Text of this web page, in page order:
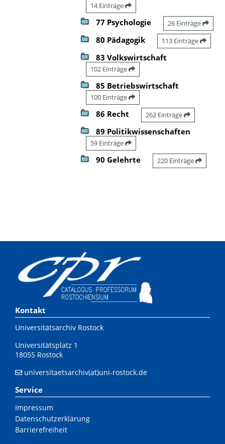
14 Einträge
77 Psychologie 26 Einträge
80 Pädagogik 113 Einträge
83 Volkswirtschaft
102 Einträge
85 Betriebswirtschaft
100 Einträge
86 Recht 262 Einträge
89 Politikwissenschaften
59 Einträge
90 Gelehrte 220 Einträge
Kontakt
Universitätsarchiv Rostock
Universitätsplatz 1
18055 Rostock
universitaetsarchiv(at)uni-rostock.de
Service
Impressum
Datenschutzerklärung
Barrierefreiheit